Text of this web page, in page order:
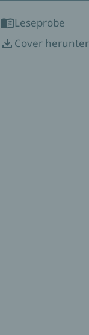
Leseprobe
Cover